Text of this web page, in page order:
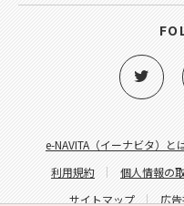
e-NAVITA（イーナビタ）と
利用規約
個人情報の
サイトマップ
広